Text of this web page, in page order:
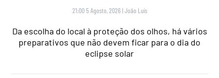
21:00 5 Agosto, 2026 |João Luís
Da escolha do local à proteção dos olhos, há vários
preparativos que não devem ficar para o dia do
eclipse solar